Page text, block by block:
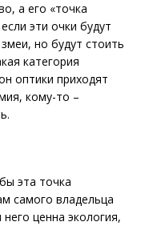
а его «точка
эти очки будут
но будут стоить
категория
оптики приходят
кому-то –
эта точка
самого владельца
ценна экология,